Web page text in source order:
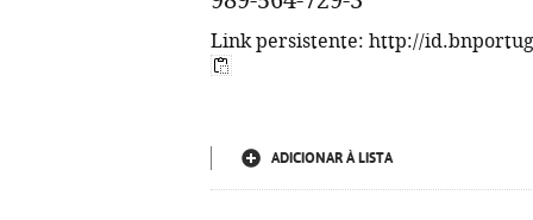
Link persistente: http://
ADICIONAR À LISTA